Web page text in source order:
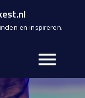
en inspireren.